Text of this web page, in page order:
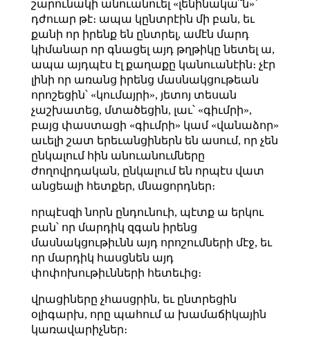
շարունակի անուանուել «լենինակա՞ն»՝
դժուար թէ։ ապա կընտրէին մի բան, եւ
քանի որ իրենք են ընտրել, ամէն մարդ
կիմանար որ գնացել այդ թղթիկը նետել ա,
ապա այդպէս էլ քաղաքը կանուանէին։ չէր
լինի որ առանց իրենց մասնակցութեան
որոշեցին՝ «կումայրի», յետոյ տեսան
չաշխատեց, մտածեցին, լաւ՝ «գիւմրի»,
բայց փաստացի «գիւմրի» կամ «վանաձոր»
աւելի շատ երեւանցիներն են ասում, որ չեն
ընկալում հին անուանումները
ժողովրդական, ընկալում են որպէս վատ
անցեալի հետքեր, մնացորդներ։
որպէսզի նորն ընդունուի, պէտք ա երկու
բան՝ որ մարդիկ զգան իրենց
մասնակցութիւնն այդ որոշումների մէջ, եւ
որ մարդիկ հասցնեն այդ
փոփոխութիւնների հետեւից։
վրացիները չհասցրին, եւ ընտրեցին
օլիգարխ, որը պահում ա խամաճիկային
կառավարիչներ։